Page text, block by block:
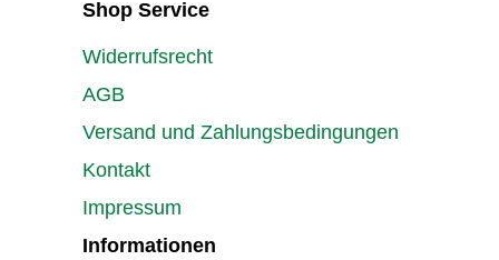
Shop Service
Widerrufsrecht
AGB
Versand und Zahlungsbedingungen
Kontakt
Impressum
Informationen